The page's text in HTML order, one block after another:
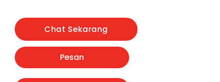
Chat Sekarang
Pesan